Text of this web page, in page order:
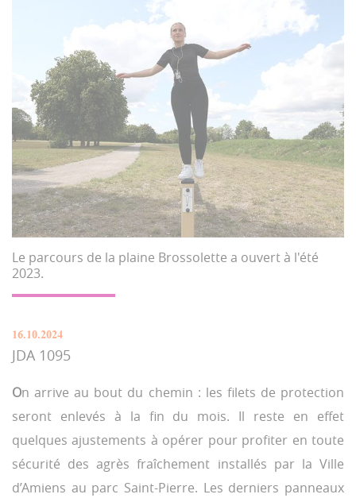
Le parcours de la plaine Brossolette a ouvert à l'été
2023.
16.10.2024
JDA 1095
On arrive au bout du chemin : les filets de protection
seront enlevés à la fin du mois. Il reste en effet
quelques ajustements à opérer pour profiter en toute
sécurité des agrès fraîchement installés par la Ville
d’Amiens au parc Saint-Pierre. Les derniers panneaux